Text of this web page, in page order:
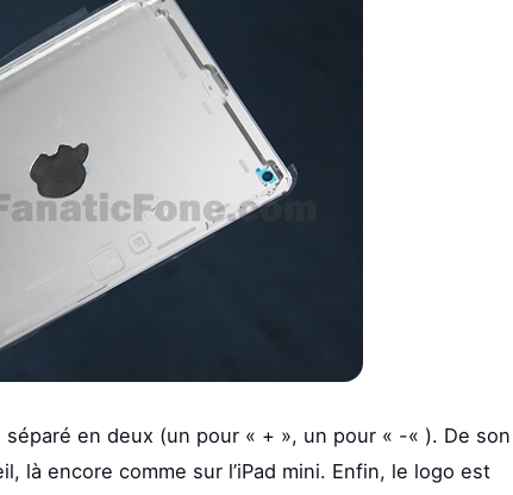
en deux (un pour « + », un pour « -« ). De son
là encore comme sur l’iPad mini. Enfin, le logo est